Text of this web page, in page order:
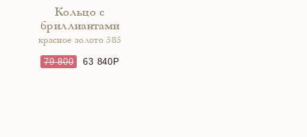
Кольцо с
бриллиантами
красное золото 585
79 800 63 840